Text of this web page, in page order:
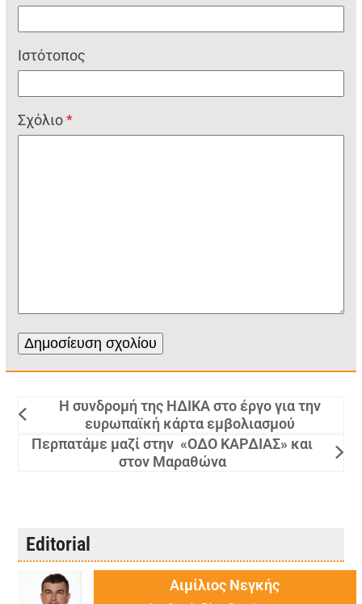
Ιστότοπος
Σχόλιο*
Η συνδρομή της ΗΔΙΚΑ στο έργο για την
ευρωπαϊκή κάρτα εμβολιασμού
Περπατάμε μαζί στην «ΟΔΟ ΚΑΡΔΙΑΣ» και
στον Μαραθώνα
Editorial
Αιμίλιος Νεγκής